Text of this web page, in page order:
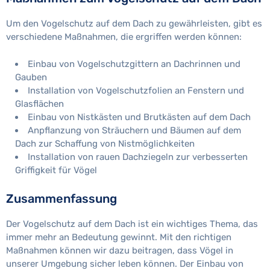
Um den Vogelschutz auf dem Dach zu gewährleisten, gibt es
verschiedene Maßnahmen, die ergriffen werden können:
Einbau von Vogelschutzgittern an Dachrinnen und
Gauben
Installation von Vogelschutzfolien an Fenstern und
Glasflächen
Einbau von Nistkästen und Brutkästen auf dem Dach
Anpflanzung von Sträuchern und Bäumen auf dem
Dach zur Schaffung von Nistmöglichkeiten
Installation von rauen Dachziegeln zur verbesserten
Griffigkeit für Vögel
Zusammenfassung
Der Vogelschutz auf dem Dach ist ein wichtiges Thema, das
immer mehr an Bedeutung gewinnt. Mit den richtigen
Maßnahmen können wir dazu beitragen, dass Vögel in
unserer Umgebung sicher leben können. Der Einbau von